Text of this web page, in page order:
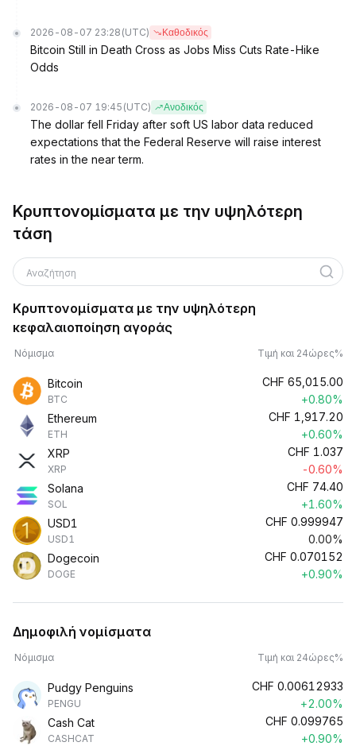
2026-08-07 23:28 (UTC) Καθοδικός
Bitcoin Still in Death Cross as Jobs Miss Cuts Rate-Hike
Odds
2026-08-07 19:45 (UTC) Ανοδικός
The dollar fell Friday after soft US labor data reduced
expectations that the Federal Reserve will raise interest
rates in the near term.
Κρυπτονομίσματα με την υψηλότερη
τάση
Αναζήτηση
Κρυπτονομίσματα με την υψηλότερη
κεφαλαιοποίηση αγοράς
Νόμισμα Τιμή και 24ώρες%
Bitcoin
BTC
CHF 65,015.00
+0.80%
Ethereum
ETH
CHF 1,917.20
+0.60%
XRP
XRP
CHF 1.037
-0.60%
Solana
SOL
CHF 74.40
+1.60%
USD1
USD1
CHF 0.999947
0.00%
Dogecoin
DOGE
CHF 0.070152
+0.90%
Δημοφιλή νομίσματα
Νόμισμα Τιμή και 24ώρες%
Pudgy Penguins
PENGU
CHF 0.00612933
+2.00%
Cash Cat
CASHCAT
CHF 0.099765
+0.90%